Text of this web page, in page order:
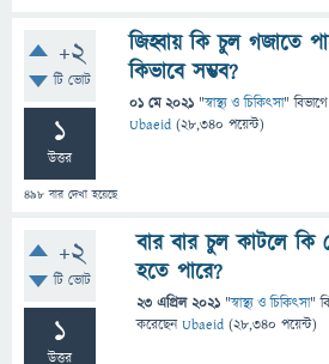
+2
টি ভোট
1
উত্তর
498 বার দেখা হয়েছে
জিহ্বায় কি চুল গজাতে
কিভাবে সম্ভব?
01 মে 2021 "স্বাস্থ্য ও চিকিৎসা" বিভাগে
Ubaeid (28,340 পয়েন্ট)
+2
টি ভোট
1
উত্তর
বার বার চুল কাটলে কি
হতে পারে?
23 এপ্রিল 2021 "স্বাস্থ্য ও চিকিৎসা"
করেছেনUbaeid (28,340 পয়েন্ট)